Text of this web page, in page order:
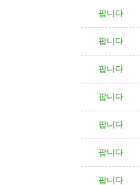
팝니다
팝니다
팝니다
팝니다
팝니다
팝니다
팝니다